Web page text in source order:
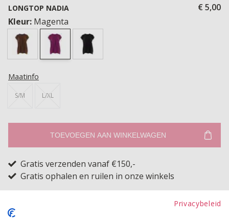
LONGTOP NADIA
€ 5,00
Kleur: Magenta
Maatinfo
S/M L/XL
TOEVOEGEN AAN WINKELWAGEN
Gratis verzenden vanaf €150,-
Gratis ophalen en ruilen in onze winkels
Privacybeleid